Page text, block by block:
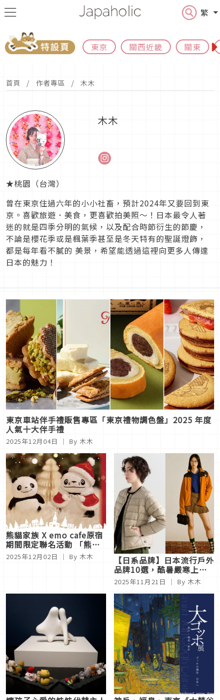
繁
東京 關西近畿 關東
首頁 作者專區 木木
木木
★桃園（台灣）
曾在東京住過六年的小小社畜，預計2024年又要回到東
京。喜歡旅遊．美食，更喜歡拍美照～！日本最令人著
迷的就是四季分明的氣候，以及配合時節衍生的節慶，
不論是櫻花季或是楓葉季甚至是冬天特有的聖誕燈飾，
都是每年看不膩的 美景，希望能透過這裡向更多人傳達
日本的魅力！
東京車站伴手禮販售專區「東京禮物調色盤」2025 年度
人氣十大伴手禮
2025年12月04日 ｜ By 木木
熊貓家族 X emo cafe原宿
期間限定聯名活動 「熊貓
家族 聖誕咖啡廳 in emo
cafe」
2025年12月02日 ｜ By 木木 【日系品牌】日本流行戶外
品牌10選，酷暑嚴寒上山
下海都不怕，機能與美學兼
具！
2025年11月21日 ｜ By 木木